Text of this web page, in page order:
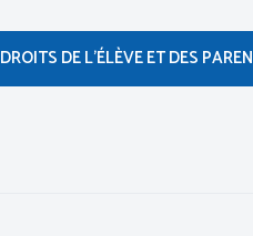
DROITS DE L’ÉLÈVE ET DES